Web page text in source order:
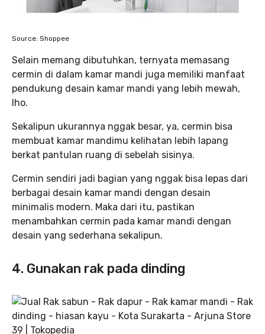
Source: Shoppee
Selain memang dibutuhkan, ternyata memasang
cermin di dalam kamar mandi juga memiliki manfaat
pendukung desain kamar mandi yang lebih mewah,
lho.
Sekalipun ukurannya nggak besar, ya, cermin bisa
membuat kamar mandimu kelihatan lebih lapang
berkat pantulan ruang di sebelah sisinya.
Cermin sendiri jadi bagian yang nggak bisa lepas dari
berbagai desain kamar mandi dengan desain
minimalis modern. Maka dari itu, pastikan
menambahkan cermin pada kamar mandi dengan
desain yang sederhana sekalipun.
4. Gunakan rak pada dinding